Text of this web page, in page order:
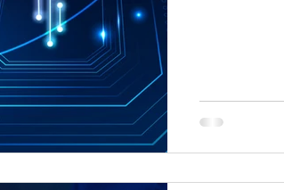
Sostenibilidad Seguridad